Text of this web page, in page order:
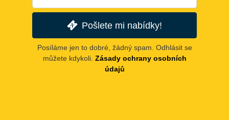
Pošlete mi nabídky!
Posíláme jen to dobré, žádný spam. Odhlásit se
můžete kdykoli. Zásady ochrany osobních
údajů